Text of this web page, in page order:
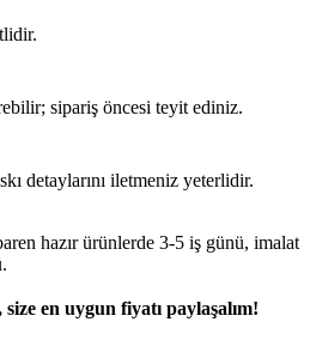
sipariş öncesi teyit ediniz.
detaylarını iletmeniz yeterlidir.
hazır ürünlerde 3-5 iş günü, imalat
en uygun fiyatı paylaşalım!